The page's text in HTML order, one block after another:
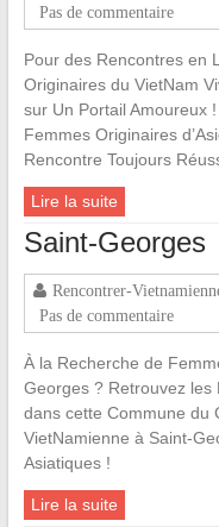
Pas de commentaire
Pour des Rencontres en
Originaires du VietNam
sur Un Portail Amoureux
Femmes Originaires
Rencontre Toujours
Lire la suite
Saint-Georges
Rencontrer-
Pas de commentaire
À la Recherche de
Georges ? Retrouvez les
dans cette Commune du
VietNamienne à Saint-
Asiatiques !
Lire la suite